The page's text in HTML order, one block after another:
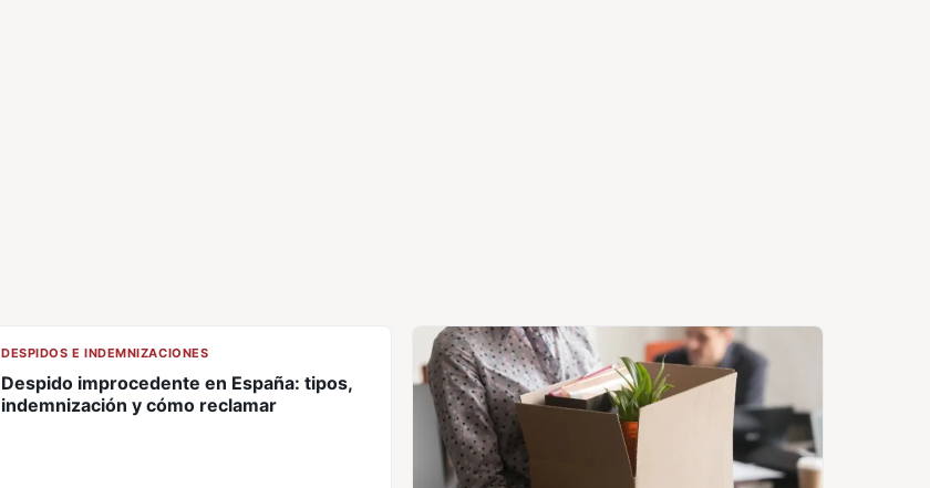
DESPIDOS E INDEMNIZACIONES
Despido improcedente en España: tipos,
indemnización y cómo reclamar